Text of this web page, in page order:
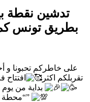
تدشين نقطة
بطريق تونس كم 11 صفاقس بمحطة
على خاطركم تحبونا و
تقربلكم اكثر
“محطة عجيل” جواجم الحشيشة “العلامة الاصلية”